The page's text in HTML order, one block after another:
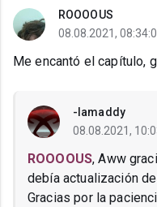
ROOOOUS
08.08.2021,
Me encantó el capítulo,
-Iamaddy
08.08.2021,
ROOOOUS, Aww
debía actualización
Gracias por la